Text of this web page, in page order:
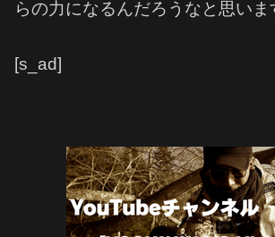
らの力になるんだろうなと思いま
[s_ad]